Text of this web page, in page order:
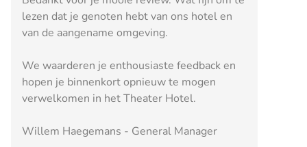
lezen dat je genoten hebt van ons hotel en
van de aangename omgeving.
We waarderen je enthousiaste feedback en
hopen je binnenkort opnieuw te mogen
verwelkomen in het Theater Hotel.
Willem Haegemans - General Manager